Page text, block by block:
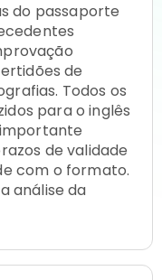
do passaporte
de
Todos os
para o inglês
de validade
com o formato.
análise da